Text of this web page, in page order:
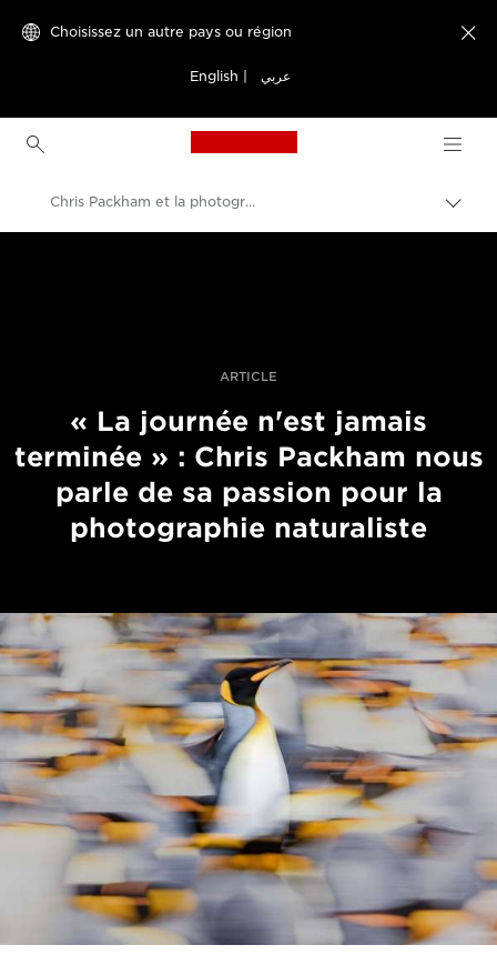
Choisissez un autre pays ou région
English عربي

Canon Logo, back to
entre
Chris Packham et la photographie naturaliste
ARTICLE
« La journée n'est jamais
terminée » : Chris Packham nous
parle de sa passion pour la
photographie naturaliste